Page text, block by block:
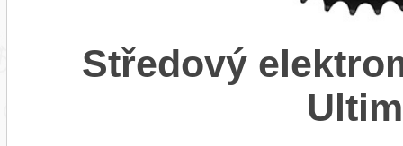
Středový